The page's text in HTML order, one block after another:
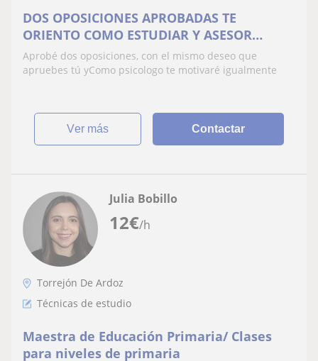
DOS OPOSICIONES APROBADAS TE
ORIENTO COMO ESTUDIAR Y ASESOR
PSICOLÓGICO
Aprobé dos oposiciones, con el mismo deseo que
apruebes tú yComo psicologo te motivaré igualmente
ver más Contactar
12€/h
Julia Bobillo
Torrejón De Ardoz
Técnicas de estudio
Maestra de Educación Primaria/ Clases
para niveles de primaria